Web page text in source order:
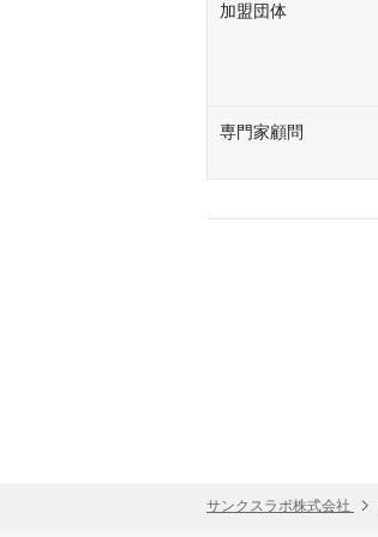
加盟団体
専門家顧問
サンクスラボ株式会社